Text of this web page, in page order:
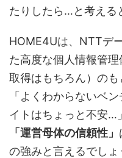
たりしたら…と考える
HOME4Uは、NTTデ
た高度な個人情報管
取得はもちろん）のも
「よくわからないベ
イトはちょっと不安…
「運営母体の信頼性」
の強みと言えるでしょ